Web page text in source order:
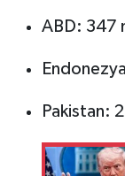
ABD: 347
Pakistan: